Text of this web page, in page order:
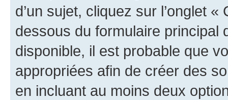
d’un sujet, cliquez sur l’onglet
dessous du formulaire principal
disponible, il est probable que
appropriées afin de créer des
en incluant au moins deux